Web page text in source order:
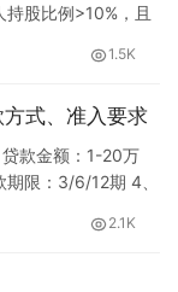
股比例>10%，且
； 2、主营业务近
1.5K
式、准入要求
款金额：1-20万
限：3/6/12期 4、
核7*24小时自动
2.1K